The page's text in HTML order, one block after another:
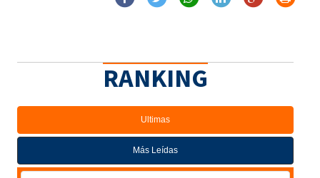
RANKING
Ultimas
Más Leídas